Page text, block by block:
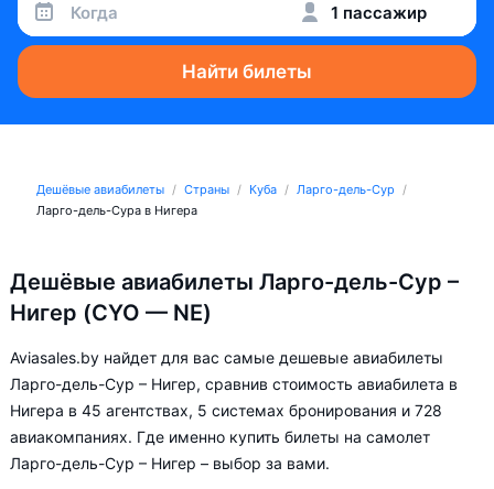
Когда 1 пассажир
Найти билеты
Дешёвые авиабилеты Страны Куба
Ларго-дель-Сур
Ларго-дель-Сура в Нигера
Дешёвые авиабилеты Ларго-дель-Сур –
Нигер (CYO — NE)
Aviasales.by найдет для вас самые дешевые авиабилеты
Ларго-дель-Сур – Нигер, сравнив стоимость авиабилета в
Нигера в 45 агентствах, 5 системах бронирования и 728
авиакомпаниях. Где именно купить билеты на самолет
Ларго-дель-Сур – Нигер – выбор за вами.